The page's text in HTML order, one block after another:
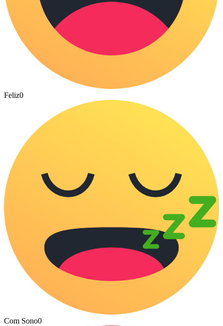
Feliz0
Com Sono0